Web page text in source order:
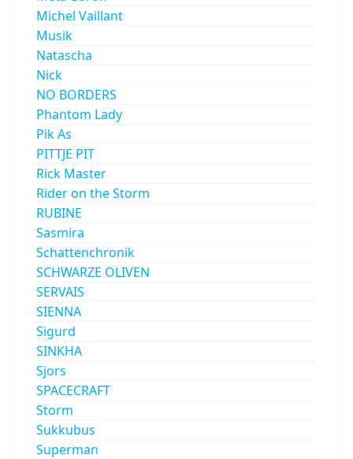
Michel Vaillant
Musik
Natascha
Nick
NO BORDERS
Phantom Lady
Pik As
PITTJE PIT
Rick Master
Rider on the Storm
RUBINE
Sasmira
Schattenchronik
SCHWARZE OLIVEN
SERVAIS
SIENNA
Sigurd
SINKHA
Sjors
SPACECRAFT
Storm
Sukkubus
Superman